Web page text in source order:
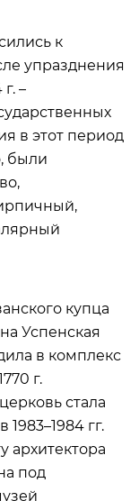
к
упразднения
–
в этот период
были
купца
Успенская
в комплекс
г.
стала
1983–1984 гг.
архитектора
под